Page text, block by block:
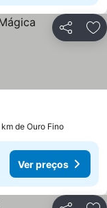
Partilhar
de Ouro Fino
Ver preços